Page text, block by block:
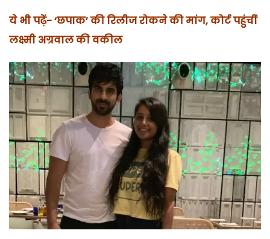
ये भी पढ़ें-‘छपाक’ की रिलीज रोकने की मांग, कोर्ट पहुंचीं
लक्ष्मी अग्रवाल की वकील